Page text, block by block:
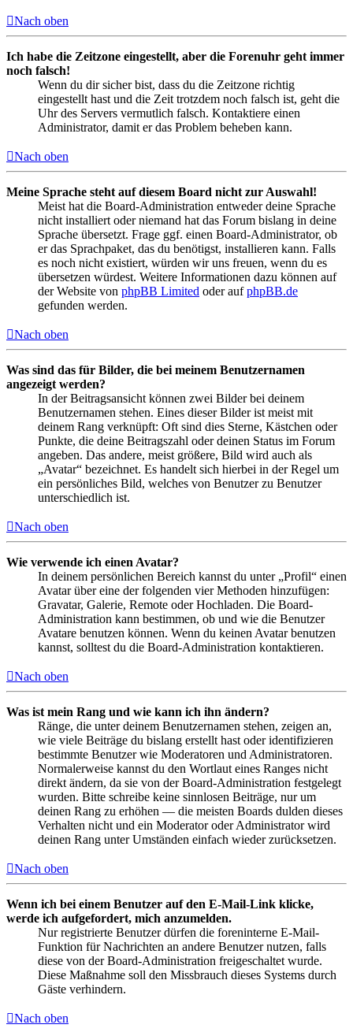
Nach oben
Ich habe die Zeitzone eingestellt, aber die Forenuhr geht immer
noch falsch!
Wenn du dir sicher bist, dass du die Zeitzone richtig
eingestellt hast und die Zeit trotzdem noch falsch ist, geht die
Uhr des Servers vermutlich falsch. Kontaktiere einen
Administrator, damit er das Problem beheben kann.
Nach oben
Meine Sprache steht auf diesem Board nicht zur Auswahl!
Meist hat die Board-Administration entweder deine Sprache
nicht installiert oder niemand hat das Forum bislang in deine
Sprache übersetzt. Frage ggf. einen Board-Administrator, ob
er das Sprachpaket, das du benötigst, installieren kann. Falls
es noch nicht existiert, würden wir uns freuen, wenn du es
übersetzen würdest. Weitere Informationen dazu können auf
der Website von phpBB Limited oder aufphpBB.de
gefunden werden.
Nach oben
Was sind das für Bilder, die bei meinem Benutzernamen
angezeigt werden?
In der Beitragsansicht können zwei Bilder bei deinem
Benutzernamen stehen. Eines dieser Bilder ist meist mit
deinem Rang verknüpft: Oft sind dies Sterne, Kästchen oder
Punkte, die deine Beitragszahl oder deinen Status im Forum
angeben. Das andere, meist größere, Bild wird auch als
„Avatar“ bezeichnet. Es handelt sich hierbei in der Regel um
ein persönliches Bild, welches von Benutzer zu Benutzer
unterschiedlich ist.
Nach oben
Wie verwende ich einen Avatar?
In deinem persönlichen Bereich kannst du unter „Profil“ einen
Avatar über eine der folgenden vier Methoden hinzufügen:
Gravatar, Galerie, Remote oder Hochladen. Die Board-
Administration kann bestimmen, ob und wie die Benutzer
Avatare benutzen können. Wenn du keinen Avatar benutzen
kannst, solltest du die Board-Administration kontaktieren.
Nach oben
Was ist mein Rang und wie kann ich ihn ändern?
Ränge, die unter deinem Benutzernamen stehen, zeigen an,
wie viele Beiträge du bislang erstellt hast oder identifizieren
bestimmte Benutzer wie Moderatoren und Administratoren.
Normalerweise kannst du den Wortlaut eines Ranges nicht
direkt ändern, da sie von der Board-Administration festgelegt
wurden. Bitte schreibe keine sinnlosen Beiträge, nur um
deinen Rang zu erhöhen — die meisten Boards dulden dieses
Verhalten nicht und ein Moderator oder Administrator wird
deinen Rang unter Umständen einfach wieder zurücksetzen.
Nach oben
Wenn ich bei einem Benutzer auf den E-Mail-Link klicke,
werde ich aufgefordert, mich anzumelden.
Nur registrierte Benutzer dürfen die foreninterne E-Mail-
Funktion für Nachrichten an andere Benutzer nutzen, falls
diese von der Board-Administration freigeschaltet wurde.
Diese Maßnahme soll den Missbrauch dieses Systems durch
Gäste verhindern.
Nach oben